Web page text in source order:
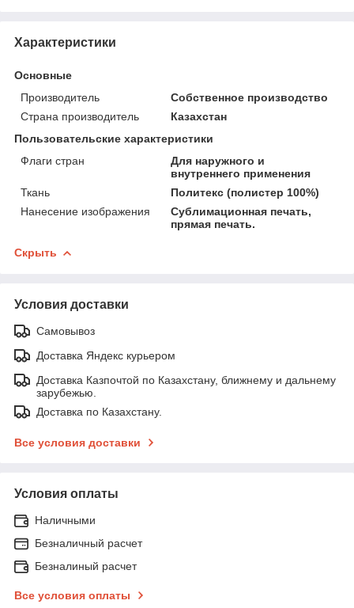
Характеристики
Основные
Производитель
Собственное производство
Страна производитель
Казахстан
Пользовательские характеристики
Флаги стран
Для наружного и
внутреннего применения
Ткань
Политекс (полистер 100%)
Нанесение изображения
Сублимационная печать,
прямая печать.
Скрыть
Условия доставки
Самовывоз
Доставка Яндекс курьером
Доставка Казпочтой по Казахстану, ближнему и дальнему
зарубежью.
Доставка по Казахстану.
Все условия доставки
Условия оплаты
Наличными
Безналичный расчет
Безналиный расчет
Все условия оплаты